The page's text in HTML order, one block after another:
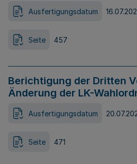
Ausfertigungsdatum
Seite 457
Berichtigung der Dritten
Änderung der LK-
Ausfertigungsdatum
Seite 471